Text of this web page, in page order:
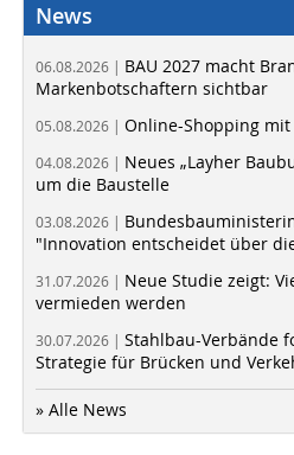
News
06.08.2026 | BAU 2027 macht
Markenbotschaftern sichtbar
05.08.2026 | Online-Shopping mit
04.08.2026 | Neues „Layher
um die Baustelle
03.08.2026 |
"Innovation entscheidet über
31.07.2026 | Neue Studie zeigt:
vermieden werden
30.07.2026 | Stahlbau-Verbände
Strategie für Brücken und
» Alle News